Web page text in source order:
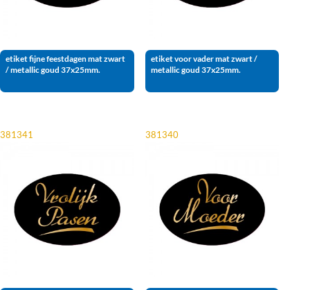
etiket fijne feestdagen mat zwart
/ metallic goud 37x25mm.
etiket voor vader mat zwart /
metallic goud 37x25mm.
381341 381340